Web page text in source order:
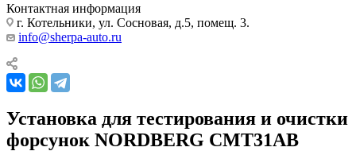
Контактная информация
г. Котельники, ул. Сосновая, д.5, помещ. 3.
info@sherpa-auto.ru
Установка для тестирования и очистки
форсунок NORDBERG CMT31AB